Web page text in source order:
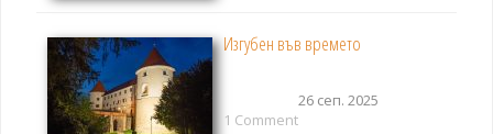
Изгубен във времето
26 сеп. 2025
1 Comment